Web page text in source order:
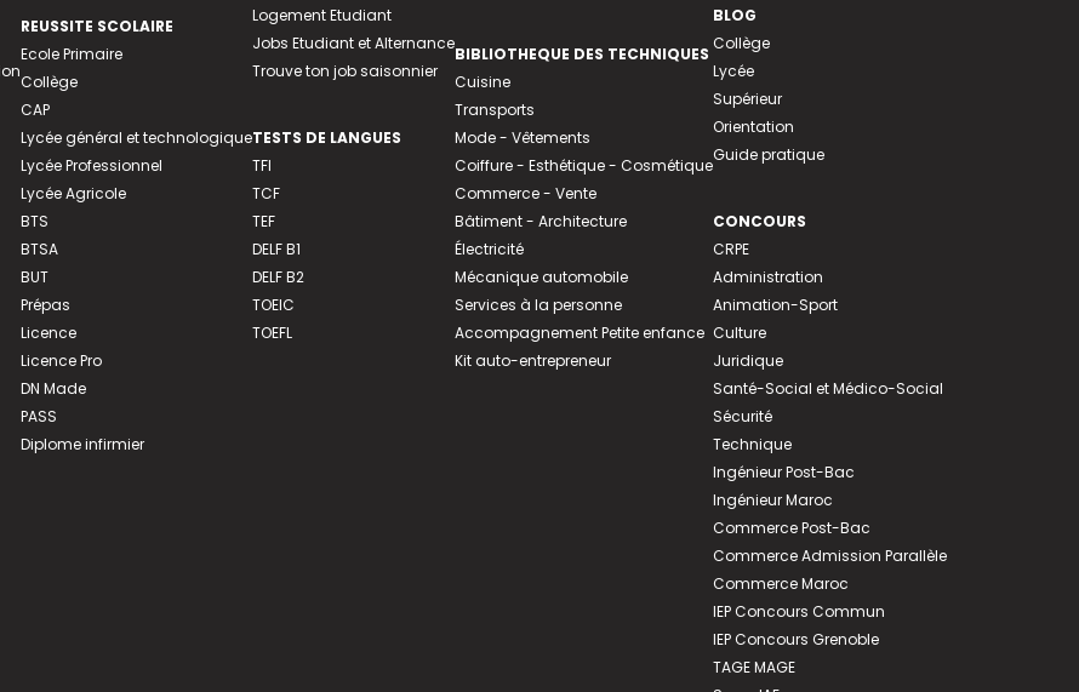
REUSSITE SCOLAIRE
Ecole Primaire
Collège
CAP
Lycée général et technologique
Lycée Professionnel
Lycée Agricole
BTS
BTSA
BUT
Prépas
Licence
Licence Pro
DN Made
PASS
Diplome infirmier
Logement Etudiant
Jobs Etudiant et Alternance
Trouve ton job saisonnier
TESTS DE LANGUES
TFI
TCF
TEF
DELF B1
DELF B2
TOEIC
TOEFL
BIBLIOTHEQUE DES TECHNIQUES
Cuisine
Transports
Mode - Vêtements
Coiffure - Esthétique - Cosmétique
Commerce - Vente
Bâtiment - Architecture
Électricité
Mécanique automobile
Services à la personne
Accompagnement Petite enfance
Kit auto-entrepreneur
BLOG
Collège
Lycée
Supérieur
Orientation
Guide pratique
CONCOURS
CRPE
Administration
Animation-Sport
Culture
Juridique
Santé-Social et Médico-Social
Sécurité
Technique
Ingénieur Post-Bac
Ingénieur Maroc
Commerce Post-Bac
Commerce Admission Parallèle
Commerce Maroc
IEP Concours Commun
IEP Concours Grenoble
TAGE MAGE